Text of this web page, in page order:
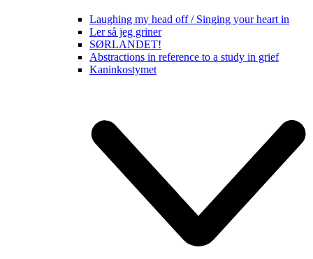
Laughing my head off / Singing your heart in
Ler så jeg griner
SØRLANDET!
Abstractions in reference to a study in grief
Kaninkostymet